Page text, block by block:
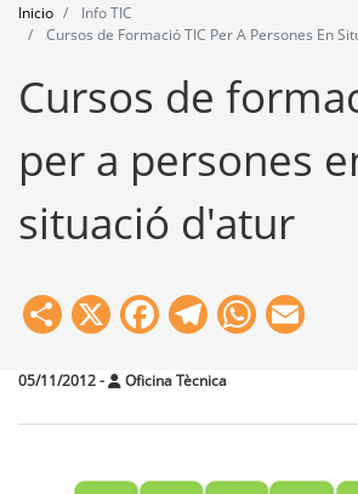
Agenda
Formación
Inicio
Info TIC
Cursos de Formació TIC Per A Persones En
Cursos de
per a persones
situació d'atur
Share
X Facebook
Telegram
05/11/2012- Oficina Tècnica